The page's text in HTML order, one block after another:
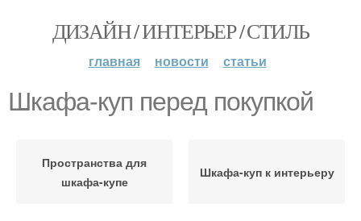
ДИЗАЙН / ИНТЕРЬЕР / СТИЛЬ
главная новости статьи
Шкафа-куп перед покупкой
Пространства для
шкафа-купе
Шкафа-куп к интерьеру